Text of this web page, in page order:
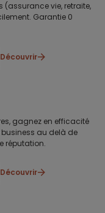
(assurance vie, retraite,
Garantie 0
Découvrir
gagnez en efficacité
business au delà de
réputation.
Découvrir